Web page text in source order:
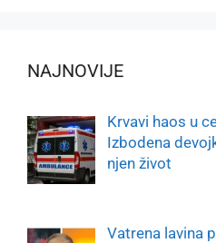
NAJNOVIJE
Krvavi haos u
Izbodena
njen život
Vatrena lavina